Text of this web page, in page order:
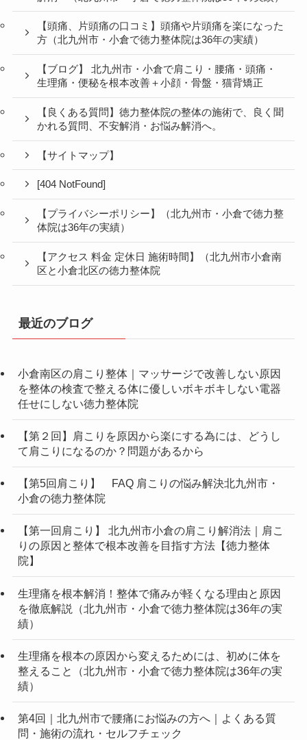
【頭痛、片頭痛の口コミ】頭痛や片頭痛を楽になった
方（北九州市・小倉で徳力整体院は36年の実績）
【ブログ】 北九州市・小倉で肩こり・腰痛・頭痛・
生理痛・便秘を根本改善＋小顔・骨盤・猫背矯正
【良くある質問】徳力整体院の整体の施術で、良く聞
かれる質問、不安解消・お悩み解消へ。
【サイトマップ】
[404 NotFound]
【プライバシーポリシー】（北九州市・小倉で徳力整
体院は36年の実績）
【アクセス 料金 定休日 施術時間】（北九州市小倉南
区と小倉北区の徳力整体院
最近のブログ
小倉南区の肩こり整体｜マッサージで改善しない原因
を整体の検査で整える体に優しいボキボキしない電器
任せにしない徳力整体院
【第２回】肩こりを原因から楽にする為には、どうし
て肩こりになるのか？問題があるから
【第5回肩こり】 FAQ 肩こりの悩み解決北九州市・
小倉の徳力整体院
【第一回肩こり】 北九州市小倉の肩こり解消法｜肩こ
りの原因と整体で根本改善を目指す方法【徳力整体
院】
生理痛を根本解消！整体で痛みが軽くなる理由と原因
を徹底解説（北九州市・小倉で徳力整体院は36年の実
績）
生理痛を根本の原因から変えるためには、初めに体を
整えること（北九州市・小倉で徳力整体院は36年の実
績）
第4回｜北九州市で腰痛にお悩みの方へ｜よくある質
問・施術の流れ・セルフチェック